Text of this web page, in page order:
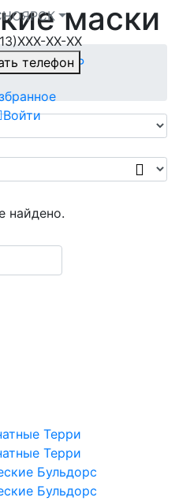
ХХ-XX
телефон
Войти
маски
ТОВАР
найдено.
Терри
Терри
Бульдорс
Бульдорс